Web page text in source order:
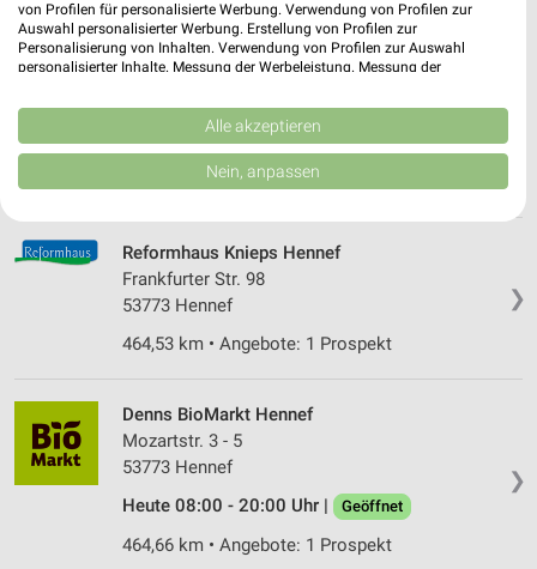
430,08 km • Angebote: 1 Prospekt
❯
Alte Bahnhofstr. 10
53173 Bonn
477,21 km • Angebote: 1 Prospekt
❯
Reformhaus Knieps Hennef
Frankfurter Str. 98
53773 Hennef
464,53 km • Angebote: 1 Prospekt
❯
Denns BioMarkt Hennef
Mozartstr. 3 - 5
53773 Hennef
Heute 08:00 - 20:00 Uhr |
Geöffnet
464,66 km • Angebote: 1 Prospekt
von Profilen für personalisierte Werbung. Verwendung von Profilen zur
Auswahl personalisierter Werbung. Erstellung von Profilen zur
Personalisierung von Inhalten. Verwendung von Profilen zur Auswahl
personalisierter Inhalte. Messung der Werbeleistung. Messung der
Kombinationen von Daten aus verschiedenen Quellen. Entwicklung und
Verbesserung der Angebote. Verwendung reduzierter Daten zur Auswahl
von Inhalten.
Daten können außerhalb der Europäischen Union weitergegeben und in die
USA gesendet werden.
Website/App.
Partnerliste anzeigen (1 IAB-Anbieter)
Speichern von oder Zugriff auf Informationen
Verwendung reduzierter Daten zur Auswahl von
Werbeanzeigen
Erstellung von Profilen für personalisierte
Alle akzeptieren
Nein, anpassen